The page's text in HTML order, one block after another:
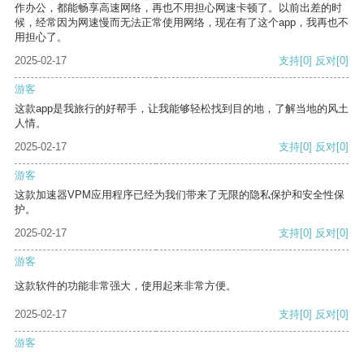
作办公，都能畅享高速网络，再也不用担心网速卡顿了。以前出差的时
候，经常因为网速慢而无法正常使用网络，现在有了这个app，我再也不
用担心了。
2025-02-17
支持[0] 反对[0]
游客
这款app是我旅行的好帮手，让我能够轻松找到目的地，了解当地的风土
人情。
2025-02-17
支持[0] 反对[0]
游客
这款加速器VPM应用程序已经为我们带来了无限的隐私保护和安全性保
护。
2025-02-17
支持[0] 反对[0]
游客
这款软件的功能非常强大，使用起来非常方便。
2025-02-17 支持[0] 反对[0]
游客